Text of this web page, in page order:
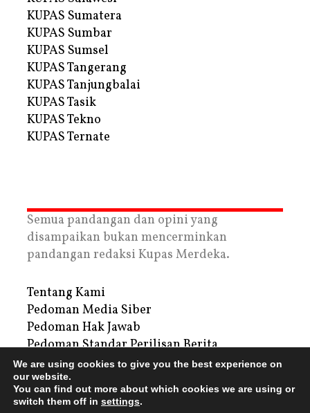
KUPAS Sumatera
KUPAS Sumbar
KUPAS Sumsel
KUPAS Tangerang
KUPAS Tanjungbalai
KUPAS Tasik
KUPAS Tekno
KUPAS Ternate
Semua pandangan dan opini yang
disampaikan bukan mencerminkan
pandangan redaksi Kupas Merdeka.
Tentang Kami
Pedoman Media Siber
Pedoman Hak Jawab
Pedoman Standar Perilisan Berita
Privacy Policy
Periklanan
We are using cookies to give you the best experience on
our website.
You can find out more about which cookies we are using or
switch them off in settings.